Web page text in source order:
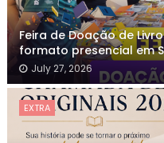
Feira de Doação de
formato presencial em
July 27, 2026
EXTRA